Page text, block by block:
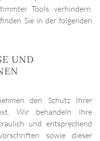
Tools verhindern.
Sie in der folgenden
UND
den Schutz Ihrer
Wir behandeln Ihre
und entsprechend
sowie dieser